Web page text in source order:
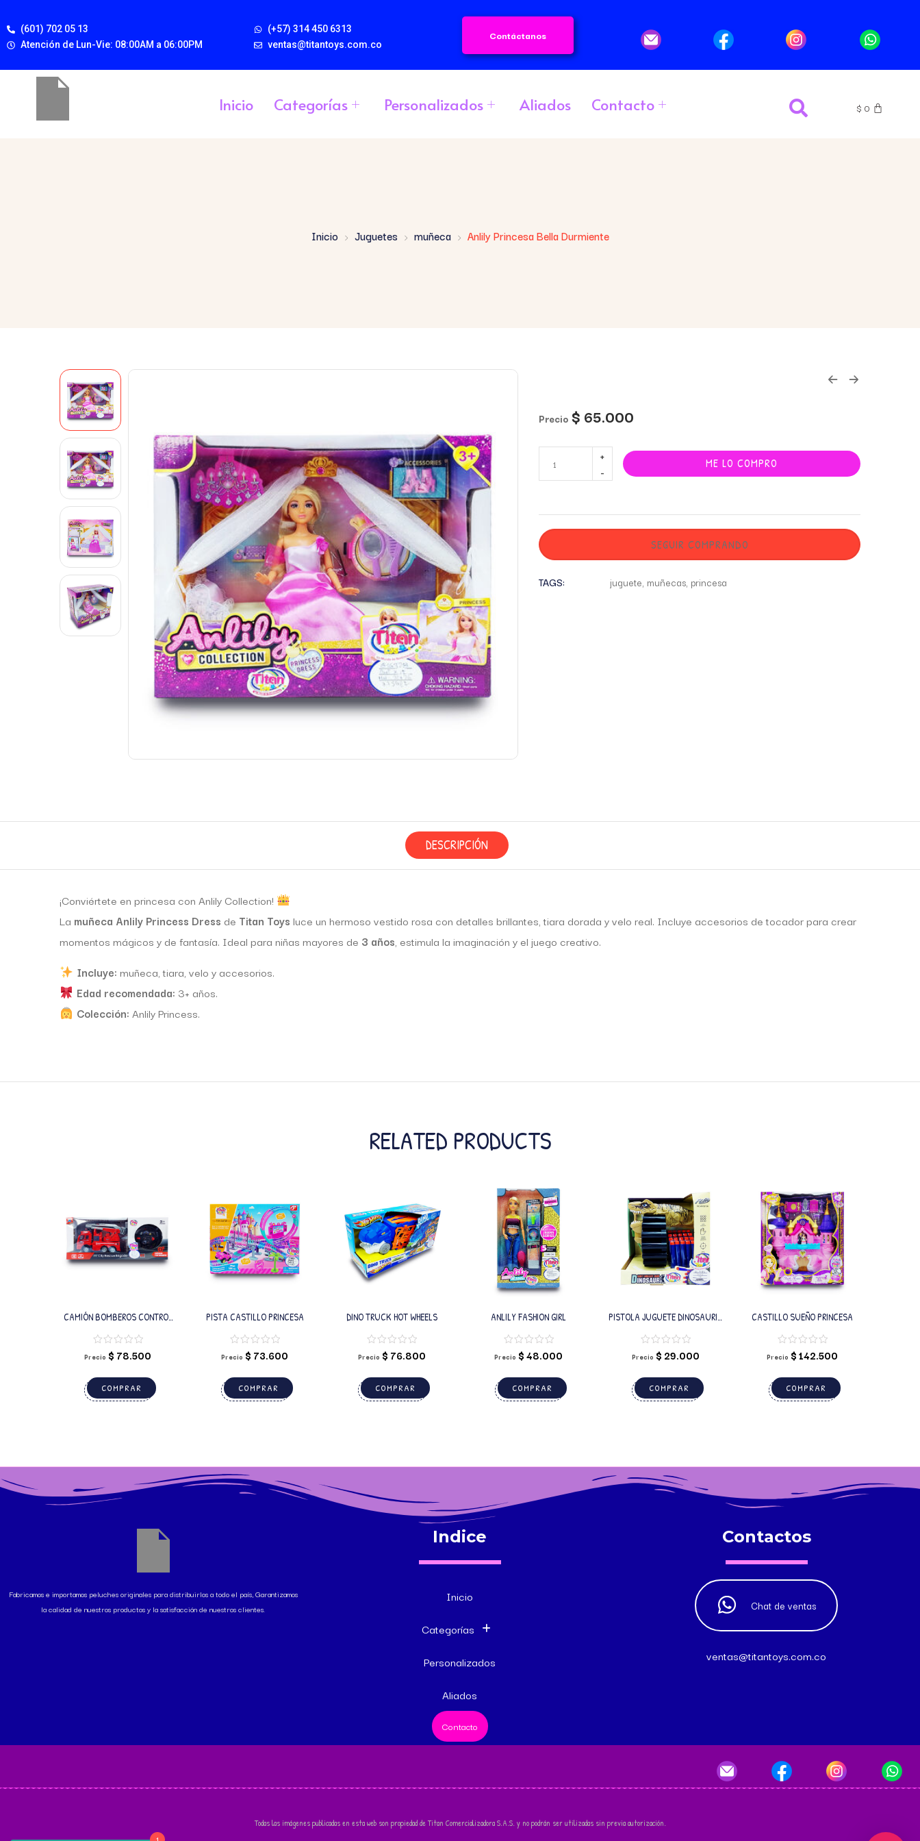
(601) 702 05 13
Atención de Lun-Vie: 08:00AM a 06:00PM
(+57) 314 450 6313
ventas@titantoys.com.co
Contáctanos
Inicio Categorías Personalizados Aliados Contacto $ 0
Inicio Juguetes muñeca Anlily Princesa Bella Durmiente
Precio $ 65.000
ME LO COMPRO
SEGUIR COMPRANDO
TAGS: juguete, muñecas, princesa
DESCRIPCIÓN
¡Conviértete en princesa con Anlily Collection!
La muñeca Anlily Princess Dress de Titan Toys luce un hermoso vestido rosa con detalles brillantes, tiara dorada y velo real. Incluye accesorios de tocador para crear
momentos mágicos y de fantasía. Ideal para niñas mayores de 3 años, estimula la imaginación y el juego creativo.
Incluye: muñeca, tiara, velo y accesorios.
Edad recomendada: 3+ años.
Colección: Anlily Princess.
RELATED PRODUCTS
CAMIÓN BOMBEROS CONTROL
REMOTO
Precio $ 78.500
COMPRAR
PISTA CASTILLO PRINCESA
Precio $ 73.600
COMPRAR
DINO TRUCK HOT WHEELS
Precio $ 76.800
COMPRAR
ANLILY FASHION GIRL
Precio $48.000
COMPRAR
PISTOLA JUGUETE DINOSAURIO
MISILES SUAVES
Precio $ 29.000
COMPRAR
CASTILLO SUEÑO PRINCESA
Precio $142.500
COMPRAR
Fabricamos e importamos peluches originales para distribuirlos a todo el país, Garantizamos
la calidad de nuestros productos y la satisfacción de nuestros clientes.
Indice
Inicio
Categorías
Personalizados
Aliados
Contacto
Contactos
Chat de ventas
ventas@titantoys.com.co
Todas las imágenes publicadas en esta web son propiedad de Titan Comercializadora S.A.S. y no podrán ser utilizadas sin previa autorización.